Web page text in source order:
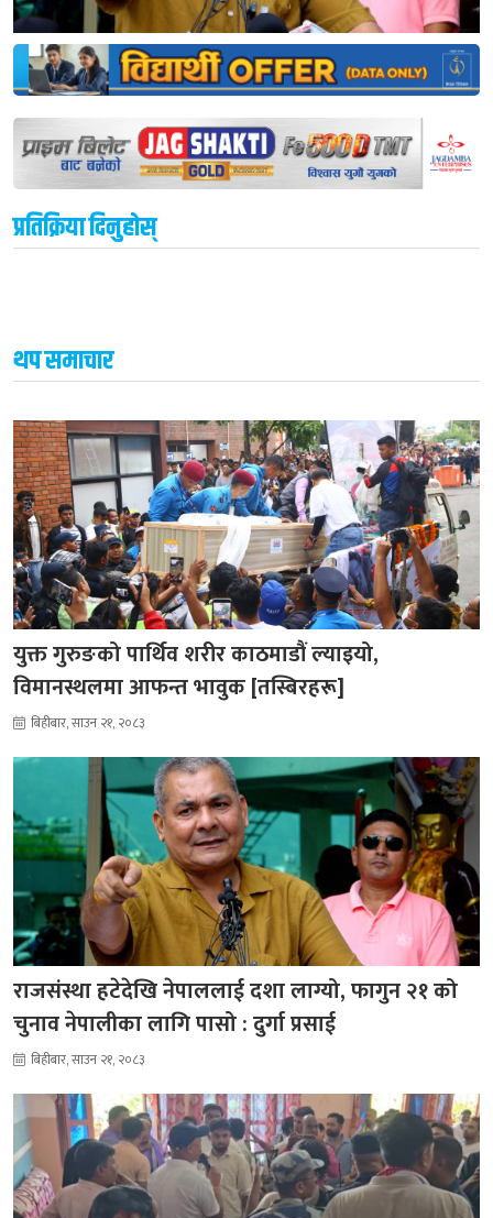
प्रतिक्रिया दिनुहोस्
थप समाचार
युक्त गुरुङको पार्थिव शरीर काठमाडौं ल्याइयो,
विमानस्थलमा आफन्त भावुक [तस्बिरहरू]
बिहीबार, साउन २१, २०८३
राजसंस्था हटेदेखि नेपाललाई दशा लाग्यो, फागुन २१ को
चुनाव नेपालीका लागि पासो : दुर्गा प्रसाई
बिहीबार, साउन २१, २०८३